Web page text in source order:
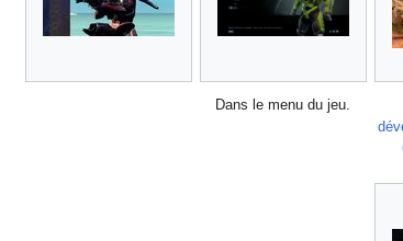
Dans le menu du jeu.